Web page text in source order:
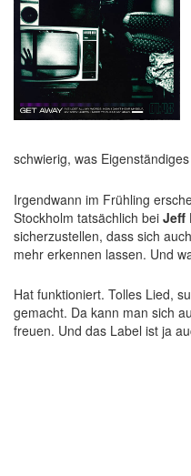
schwierig, was
Irgendwann im Frühling
Stockholm tatsächlich bei Jeff
sicherzustellen, dass sich
mehr erkennen lassen. Und
Hat funktioniert. Tolles Lied,
gemacht. Da kann man sich
freuen. Und das Label ist ja